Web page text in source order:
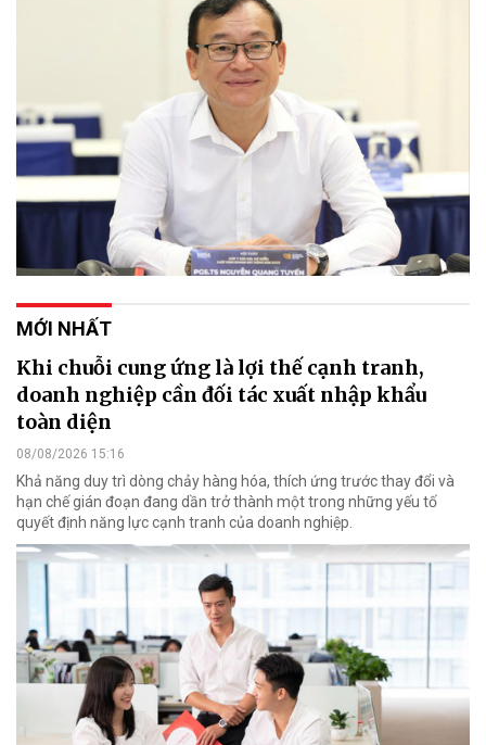
MỚI NHẤT
Khi chuỗi cung ứng là lợi thế cạnh tranh,
doanh nghiệp cần đối tác xuất nhập khẩu
toàn diện
08/08/2026 15:16
Khả năng duy trì dòng chảy hàng hóa, thích ứng trước thay đổi và
hạn chế gián đoạn đang dần trở thành một trong những yếu tố
quyết định năng lực cạnh tranh của doanh nghiệp.